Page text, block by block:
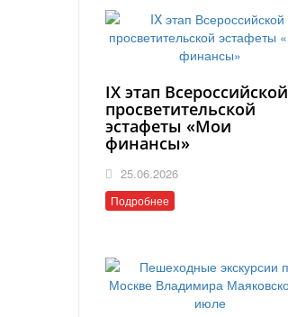
IX этап Всероссийской
просветительской
эстафеты «Мои
финансы»
25.06.2026
Подробнее